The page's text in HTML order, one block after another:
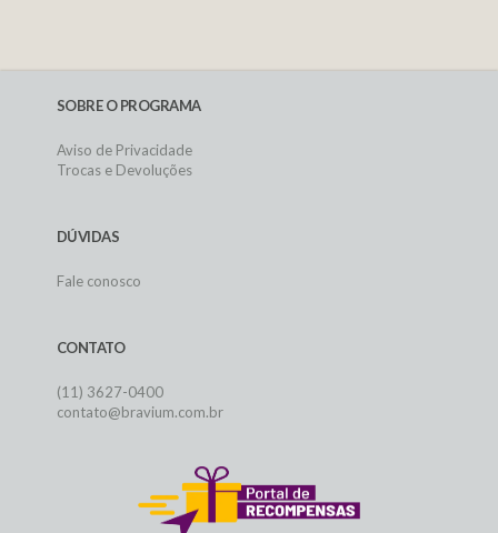
SOBRE O PROGRAMA
Aviso de Privacidade
Trocas e Devoluções
DÚVIDAS
Fale conosco
CONTATO
(11) 3627-0400
contato@bravium.com.br